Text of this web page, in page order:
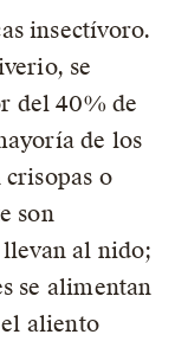
insectívoro.
se
del 40% de
de los
o
son
al nido;
se alimentan
aliento